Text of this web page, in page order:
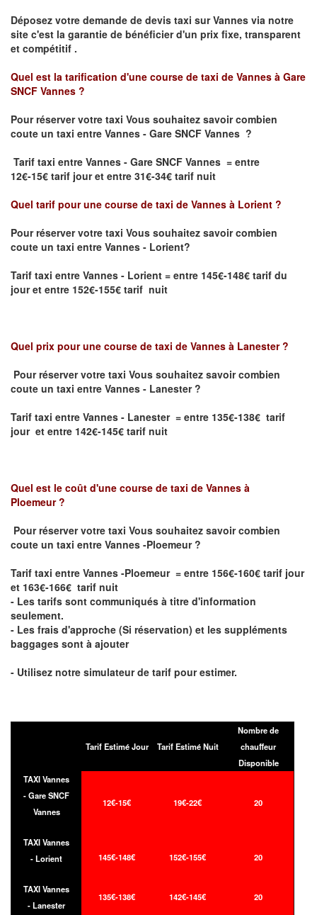
Déposez votre demande de devis taxi surVannes via notre
site c'est la garantie de bénéficier d'un prix fixe, transparent
et compétitif .
Quel est la tarification d'une course de taxi de Vannes à Gare
SNCF Vannes ?
Pour réserver votre taxi Vous souhaitez savoircombien
coute un taxi entre Vannes - Gare SNCF Vannes ?
Tarif taxi entre Vannes - Gare SNCF Vannes = entre
12€-15€ tarif jour et entre 31€-34€ tarif nuit
Quel tarif pour une course de taxi de Vannes à Lorient ?
Pour réserver votre taxi Vous souhaitez savoircombien
coute un taxi entre Vannes - Lorient?
Tarif taxi entre Vannes - Lorient = entre 145€-148€ tarif du
jour et entre 152€-155€ tarif nuit
Quel prix pour une course de taxi de Vannes à Lanester ?
Pour réserver votre taxi Vous souhaitez savoircombien
coute un taxi entre Vannes - Lanester ?
Tarif taxi entre Vannes - Lanester = entre 135€-138€ tarif
jour et entre 142€-145€ tarif nuit
Quel est le coût d'une course de taxi de Vannes à
Ploemeur ?
Pour réserver votre taxi Vous souhaitez savoircombien
coute un taxi entre Vannes -Ploemeur?
Tarif taxi entre Vannes -Ploemeur = entre 156€-160€ tarif jour
et 163€-166€ tarif nuit
- Les tarifs sont communiqués à titre d'information
seulement.
- Les frais d'approche (Si réservation) et les suppléments
baggages sont à ajouter
- Utilisez notre simulateur de tarif pour estimer.
Tarif Estimé Jour Tarif Estimé Nuit
Nombre de
chauffeur
Disponible
TAXI Vannes
- Gare SNCF
Vannes
12€-15€ 19€-22€ 20
TAXI Vannes
- Lorient
145€-148€ 152€-155€ 20
TAXI Vannes
- Lanester
135€-138€ 142€-145€ 20